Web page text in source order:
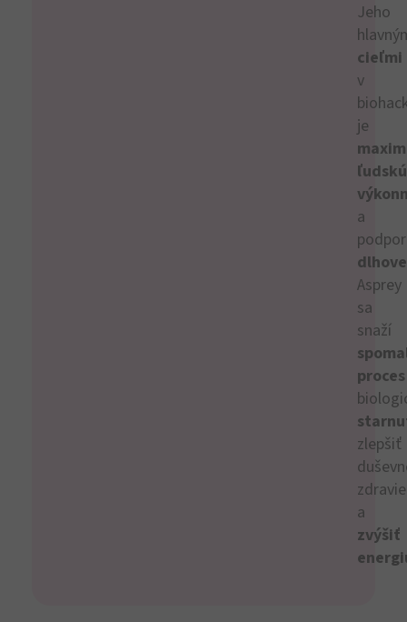
Jeho
cieľmi
v
je
ľudskú
a
Asprey
sa
snaží
proces
zlepšiť
zdravie
a
zvýšiť